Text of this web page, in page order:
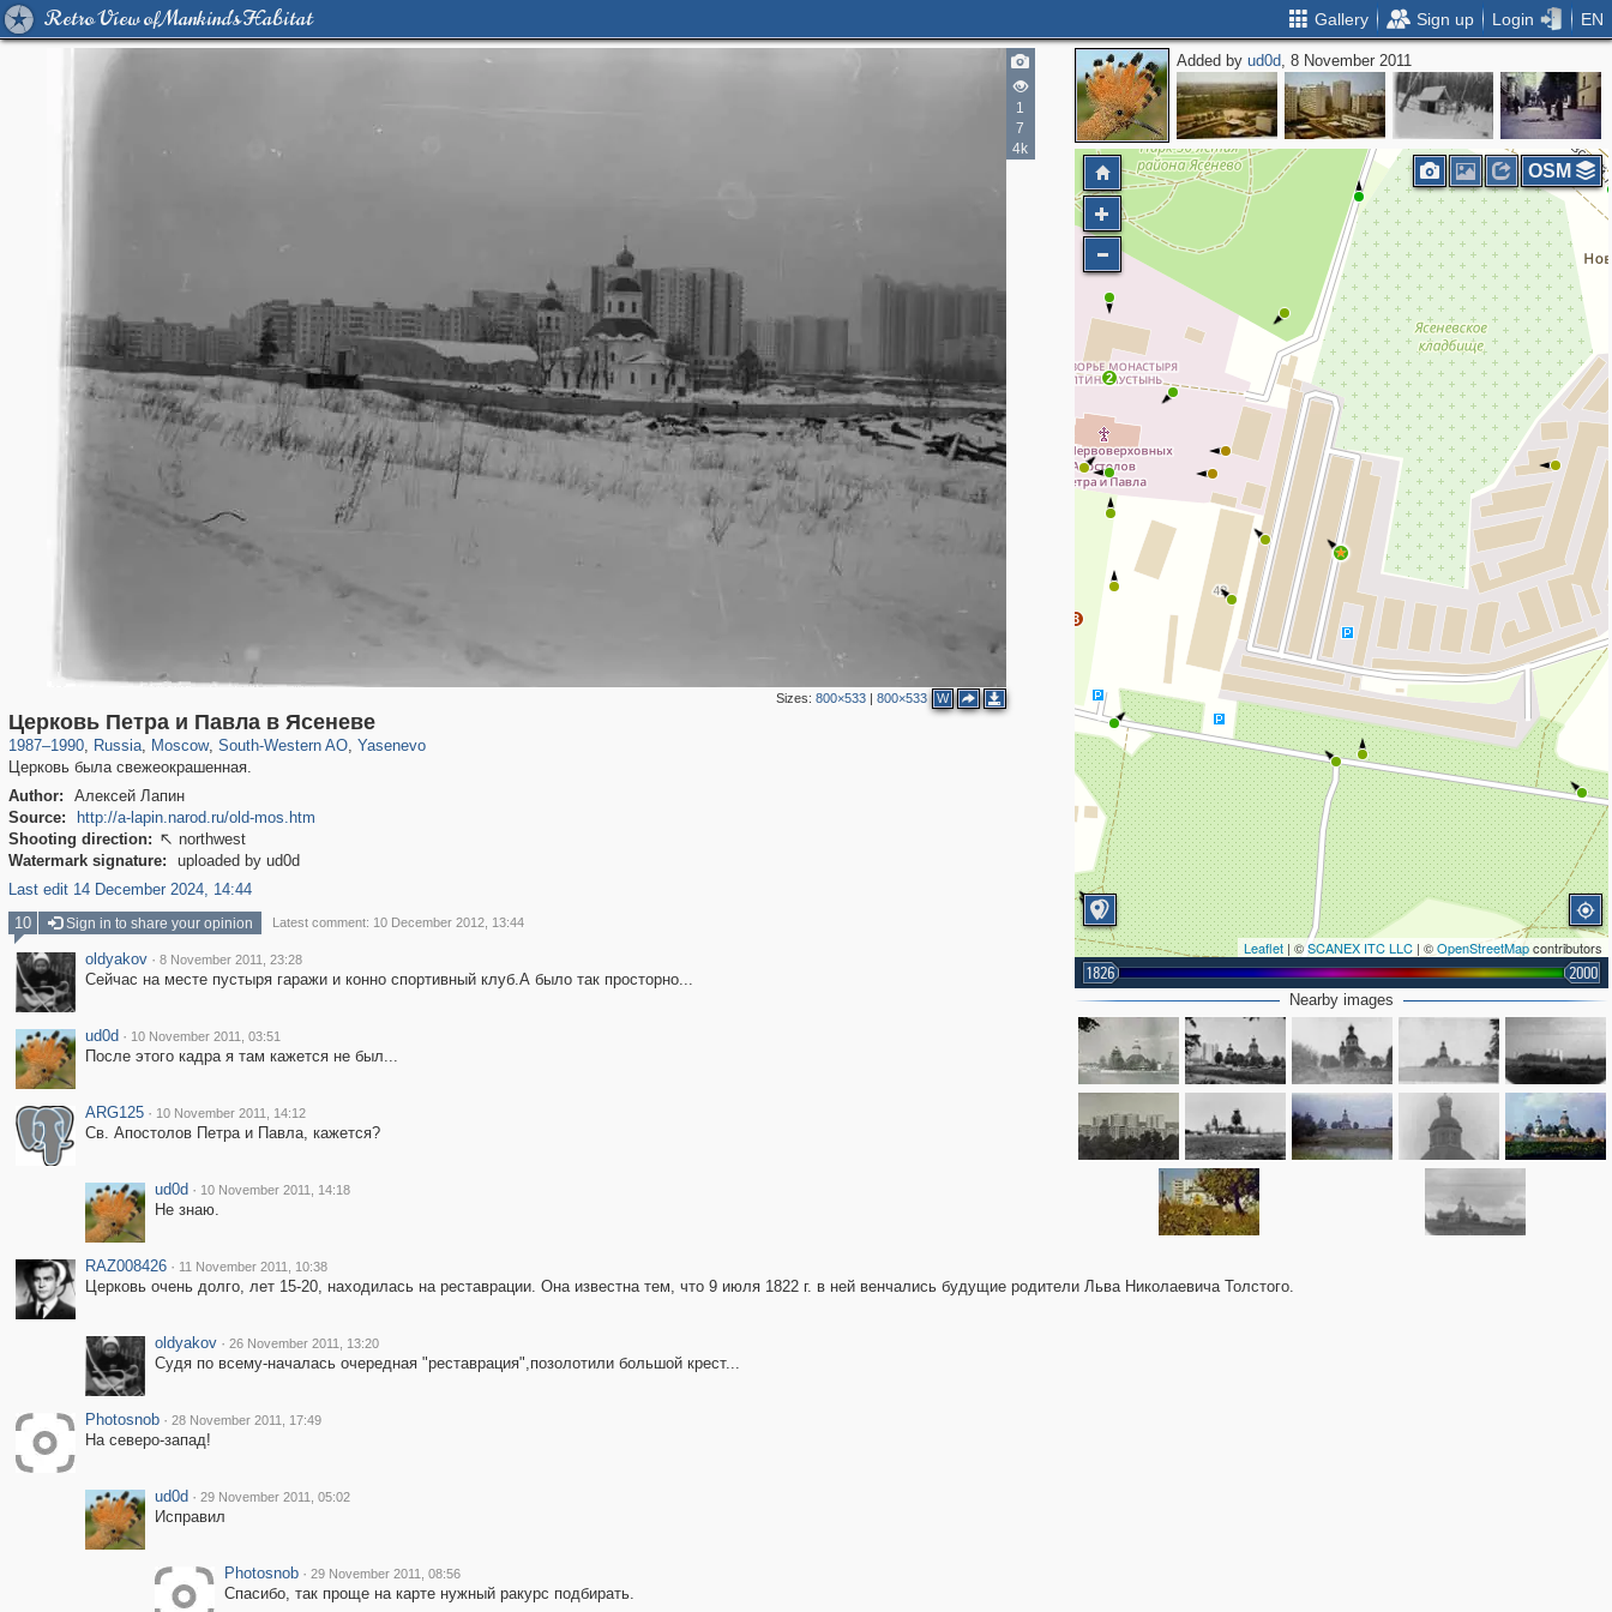
Retro View of Mankind's Habitat Gallery Sign up Login EN
1
7
4k
Sizes: 800×533| 800×533 W
Церковь Петра и Павла в Ясеневе
1987–1990, Russia
1,407,361 29,248
, Moscow
319,882 8,286
, South-Western AO
12,414 76
, Yasenevo
1,288
Церковь была свежеокрашенная.
Author:
Алексей Лапин
Source:
http://a-lapin.narod.ru/old-mos.htm
Shooting direction:  northwest
Watermark signature:
uploaded by ud0d
Last edit 14 December 2024, 14:44
Added byud0d, 8 November 2011
3
2
Leaflet | ©SCANEX ITC LLC | ©OpenStreetMapcontributors
1826 2000
OSM
Nearby images
10 Sign in to share your opinion Latest comment: 10 December 2012, 13:44
oldyakov · 8 November 2011, 23:28
Сейчас на месте пустыря гаражи и конно спортивный клуб.А было так просторно...
ud0d · 10 November 2011, 03:51
После этого кадра я там кажется не был...
ARG125 · 10 November 2011, 14:12
Св. Апостолов Петра и Павла, кажется?
ud0d · 10 November 2011, 14:18
Не знаю.
RAZ008426 · 11 November 2011, 10:38
Церковь очень долго, лет 15-20, находилась на реставрации. Она известна тем, что 9 июля 1822 г. в ней венчались будущие родители Льва Николаевича Толстого.
oldyakov · 26 November 2011, 13:20
Судя по всему-началась очередная "реставрация",позолотили большой крест...
Photosnob · 28 November 2011, 17:49
На северо-запад!
ud0d · 29 November 2011, 05:02
Исправил
Photosnob · 29 November 2011, 08:56
Спасибо, так проще на карте нужный ракурс подбирать.